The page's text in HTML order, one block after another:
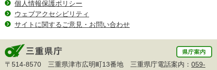
個人情報保護ポリシー
ウェブアクセシビリティ
サイトに関するご意見・お問い合わせ
〒514-8570 三重県津市広明町13番地 三重県庁電話案内： 059-